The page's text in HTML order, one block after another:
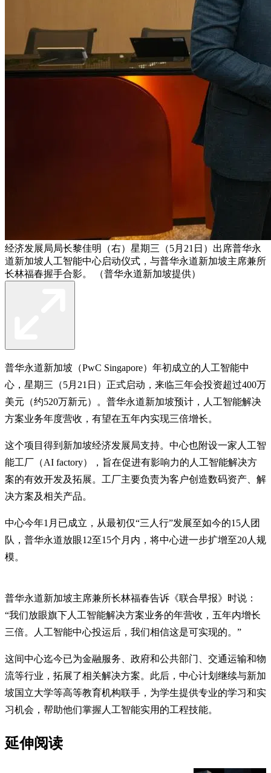
经济发展局局长黎佳明（右）星期三（5月21日）出席普华永
道新加坡人工智能中心启动仪式，与普华永道新加坡主席兼所
长林福春握手合影。 （普华永道新加坡提供）
普华永道新加坡（PwC Singapore）年初成立的人工智能中
心，星期三（5月21日）正式启动，来临三年会投资超过400万
美元（约520万新元）。普华永道新加坡预计，人工智能解决
方案业务年度营收，有望在五年内实现三倍增长。
这个项目得到新加坡经济发展局支持。中心也附设一家人工智
能工厂（AI factory），旨在促进有影响力的人工智能解决方
案的有效开发及拓展。工厂主要负责为客户创造数码资产、解
决方案及相关产品。
中心今年1月已成立，从最初仅“三人行”发展至如今的15人团
队，普华永道放眼12至15个月内，将中心进一步扩增至20人规
模。
普华永道新加坡主席兼所长林福春告诉《联合早报》时说：
“我们放眼旗下人工智能解决方案业务的年营收，五年内增长
三倍。人工智能中心投运后，我们相信这是可实现的。”
这间中心迄今已为金融服务、政府和公共部门、交通运输和物
流等行业，拓展了相关解决方案。此后，中心计划继续与新加
坡国立大学等高等教育机构联手，为学生提供专业的学习和实
习机会，帮助他们掌握人工智能实用的工程技能。
延伸阅读